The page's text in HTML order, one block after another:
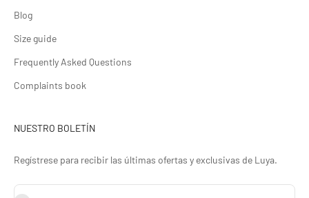
Blog
Size guide
Frequently Asked Questions
Complaints book
NUESTRO BOLETÍN
Regístrese para recibir las últimas ofertas y exclusivas de Luya.